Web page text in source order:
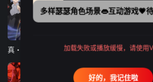
真・进化果 实不知不觉踏上胜利的人生 东京猫猫 NEW～♡
多样瑟瑟角色场景👄互动游戏💗
加载失败或播放缓慢，请使用
好的，我记住啦